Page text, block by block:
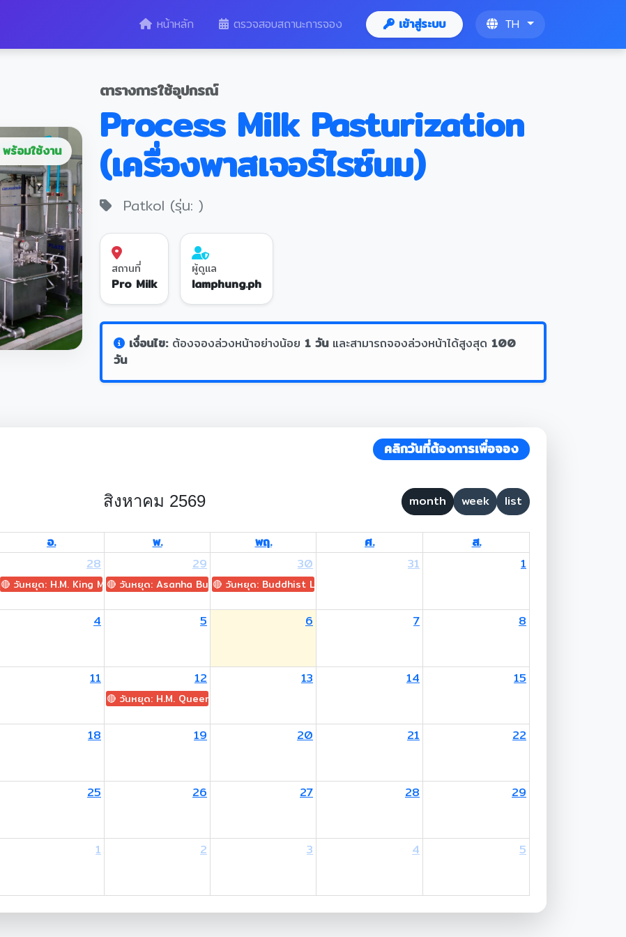
หน้าหลัก ตรวจสอบสถานะการจอง เข้าสู่ระบบ TH
พร้อมใช้งาน
ตารางการใช้อุปกรณ์
Process Milk Pasturization
(เครื่องพาสเจอร์ไรซ์นม)
Patkol (รุ่น: )
สถานที่
Pro Milk
ผู้ดูแล
lamphung.ph
เงื่อนไข:ต้องจองล่วงหน้าอย่างน้อย 1 วันและสามารถจองล่วงหน้าได้สูงสุด 100
วัน
คลิกวันที่ต้องการเพื่อจอง
สิงหาคม 2569 month week list
อ. พ. พฤ. ศ.
ส.
28
🔴 วันหยุด: H.M. King Maha Vajiralongkorn's Birthday
29
🔴 วันหยุด: Asanha Bucha Day
30
🔴 วันหยุด: Buddhist Lent Day
31 1
4 5 6 7 8
11 12
🔴 วันหยุด: H.M. Queen Sirikit The Queen Mother's Birthday / Mother's Day
13 14 15
18 19 20 21 22
25 26 27 28 29
1 2 3 4 5